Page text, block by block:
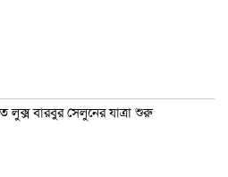
লুক্স বারবুর সেলুনের যাত্রা শুরু